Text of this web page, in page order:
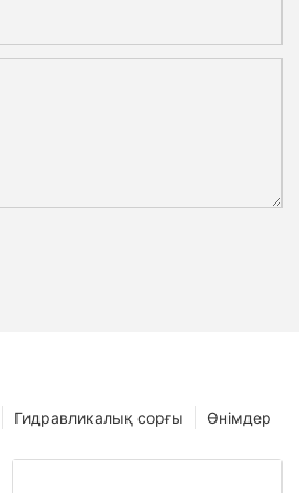
Өнімдер
Гидравликалық сорғы